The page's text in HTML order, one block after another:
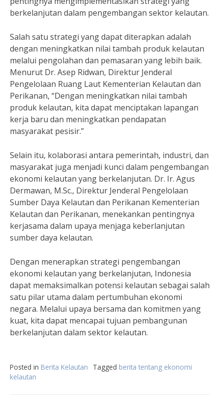
berkelanjutan dalam pengembangan sektor kelautan.
Salah satu strategi yang dapat diterapkan adalah
dengan meningkatkan nilai tambah produk kelautan
melalui pengolahan dan pemasaran yang lebih baik.
Menurut Dr. Asep Ridwan, Direktur Jenderal
Pengelolaan Ruang Laut Kementerian Kelautan dan
Perikanan, “Dengan meningkatkan nilai tambah
produk kelautan, kita dapat menciptakan lapangan
kerja baru dan meningkatkan pendapatan
masyarakat pesisir.”
Selain itu, kolaborasi antara pemerintah, industri, dan
masyarakat juga menjadi kunci dalam pengembangan
ekonomi kelautan yang berkelanjutan. Dr. Ir. Agus
Dermawan, M.Sc., Direktur Jenderal Pengelolaan
Sumber Daya Kelautan dan Perikanan Kementerian
Kelautan dan Perikanan, menekankan pentingnya
kerjasama dalam upaya menjaga keberlanjutan
sumber daya kelautan.
Dengan menerapkan strategi pengembangan
ekonomi kelautan yang berkelanjutan, Indonesia
dapat memaksimalkan potensi kelautan sebagai salah
satu pilar utama dalam pertumbuhan ekonomi
negara. Melalui upaya bersama dan komitmen yang
kuat, kita dapat mencapai tujuan pembangunan
berkelanjutan dalam sektor kelautan.
Posted in Berita Kelautan Tagged berita tentang ekonomi
kelautan